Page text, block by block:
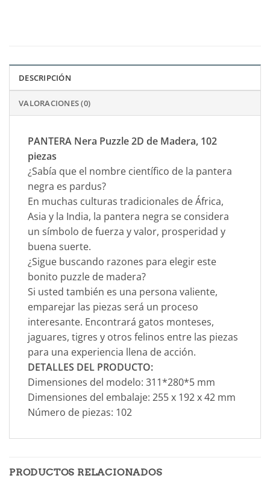
DESCRIPCIÓN
VALORACIONES (0)
PANTERA Nera Puzzle 2D de Madera, 102
piezas
¿Sabía que el nombre científico de la pantera
negra es pardus?
En muchas culturas tradicionales de África,
Asia y la India, la pantera negra se considera
un símbolo de fuerza y valor, prosperidad y
buena suerte.
¿Sigue buscando razones para elegir este
bonito puzzle de madera?
Si usted también es una persona valiente,
emparejar las piezas será un proceso
interesante. Encontrará gatos monteses,
jaguares, tigres y otros felinos entre las piezas
para una experiencia llena de acción.
DETALLES DEL PRODUCTO:
Dimensiones del modelo: 311*280*5 mm
Dimensiones del embalaje: 255 x 192 x 42 mm
Número de piezas: 102
PRODUCTOS RELACIONADOS